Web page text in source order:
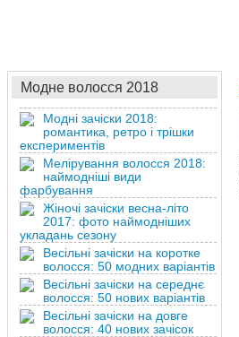
Модне волосся 2018
Модні зачіски 2018:
романтика, ретро і трішки
експериментів
Мелірування волосся 2018:
наймодніші види
фарбування
Жіночі зачіски весна-літо
2017: фото наймодніших
укладань сезону
Весільні зачіски на коротке
волосся: 50 модних варіантів
Весільні зачіски на середнє
волосся: 50 нових варіантів
Весільні зачіски на довге
волосся: 40 нових зачісок